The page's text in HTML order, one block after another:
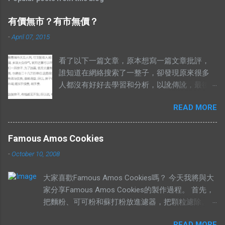
有價無市？有市無價？
-April 07, 2015
看了以下一篇文章，原本想寫一篇文章批評，
誰知道在網絡搜索了一整子，卻發現原來很多
人都沒有好好去學習和分析，以訛傳訛，最後
不到就是有市無價？ 至於其他人怎樣詮釋這兩
句成語，你們自己Google以下就知道了，我在
這只說重點。 網絡流行的解釋不符合邏輯。 在
西。可是有些解釋把“有價無市”的“價”，解釋為
價無市就是說有人願意出高價，卻沒有供
應。”如果按照這個邏輯，“有市無價”就等於有
供應，卻無高價。如果是這樣解釋的話，就不
READ MORE
Famous Amos Cookies
-October 10, 2008
大家喜歡Famous Amos Cookies嗎？ 今天我將與大
家分享Famous Amos Cookies的製作過程。 首先，
把麵粉、可可粉和蘇打粉放進濾器，把顆粒濾除。